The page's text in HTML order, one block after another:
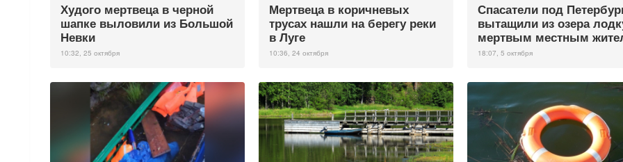
Худого мертвеца в черной
шапке выловили из Большой
Невки
10:32, 25 октября
Мертвеца в коричневых
трусах нашли на берегу реки
в Луге
10:36, 24 октября
Спасатели под
вытащили из озера
мертвым местным
18:07, 5 октября